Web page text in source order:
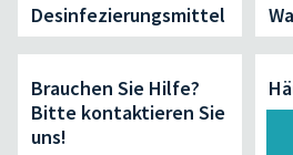
Desinfezierungsmittel
Brauchen Sie Hilfe?
Bitte kontaktieren Sie
uns!